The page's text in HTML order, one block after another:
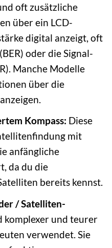
oft zusätzliche
über ein LCD-
digital anzeigt, oft
oder die Signal-
Manche Modelle
über die
Kompass: Diese
mit
anfängliche
da du die
bereits kennst.
/ Satelliten-
komplexer und teurer
verwendet. Sie